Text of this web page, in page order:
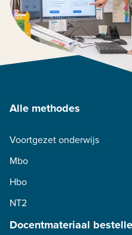
Alle methodes
Voortgezet onderwijs
Mbo
Hbo
NT2
Docentmateriaal